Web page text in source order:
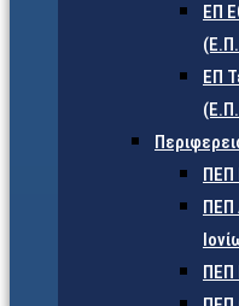
ΕΠ
ΕΠ
ΠΕΠ
ΠΕΠ
ΠΕΠ